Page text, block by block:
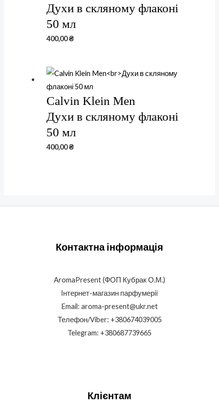
Духи в скляному флаконі
50 мл
400,00₴
Calvin Klein Men
Духи в скляному флаконі
50 мл
400,00₴
Контактна інформація
AromaPresent (ФОП Кубрак О.М.)
Інтернет-магазин парфумерії
Email: aroma-present@ukr.net
Телефон/Viber: +380674039005
Telegram: +380687739665
Клієнтам